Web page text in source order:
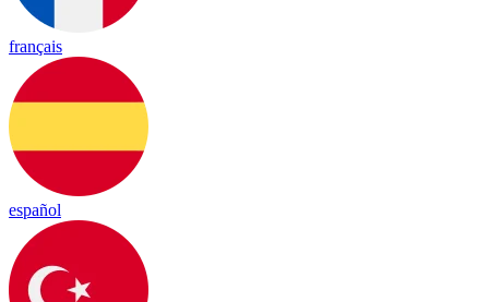
français
español